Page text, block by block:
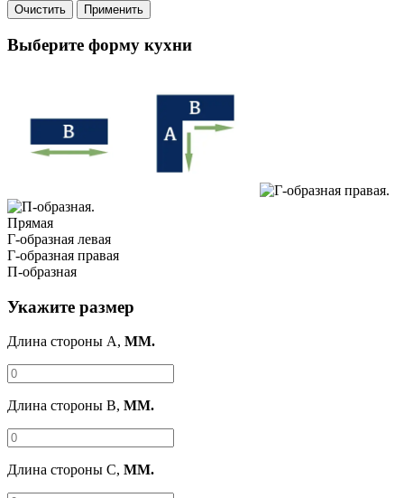
Очистить Применить
Выберите форму кухни
Прямая
Г-образная левая
Г-образная правая
П-образная
Укажите размер
Длина стороны A, ММ.
Длина стороны B, ММ.
Длина стороны C, ММ.